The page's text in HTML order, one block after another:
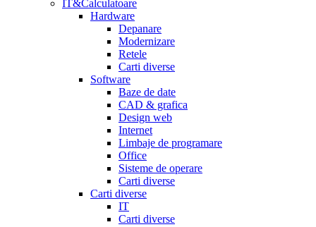
IT&Calculatoare
Hardware
Depanare
Modernizare
Retele
Carti diverse
Software
Baze de date
CAD & grafica
Design web
Internet
Limbaje de programare
Office
Sisteme de operare
Carti diverse
Carti diverse
IT
Carti diverse